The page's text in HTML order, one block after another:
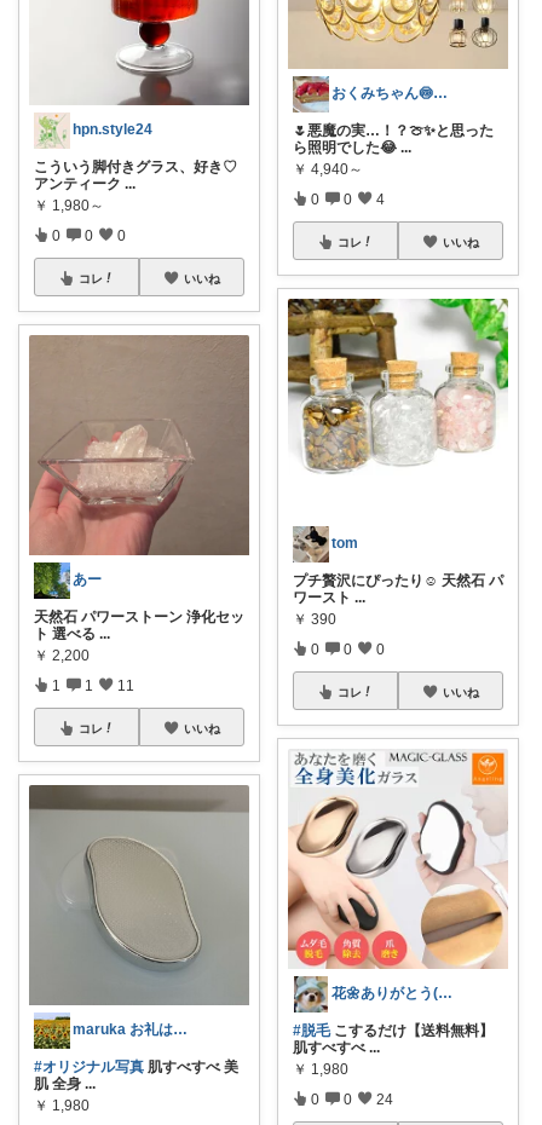
hpn.style24
こういう脚付きグラス、好き♡
アンティーク ...
￥ 1,980～
0 0 0
コレ いいね
あー
天然石 パワーストーン 浄化セッ
ト 選べる ...
￥ 2,200
1 1 11
コレ いいね
maruka お礼はプロフに🙏
#オリジナル写真 肌すべすべ 美
肌 全身 ...
￥ 1,980
おくみちゃん🍥朝コレ界隈
🌷悪魔の実…！？🍈✨と思った
ら照明でした😂 ...
￥ 4,940～
0 0 4
コレ いいね
tom
プチ贅沢にぴったり☺️ 天然石 パ
ワースト ...
￥ 390
0 0 0
コレ いいね
花🌼ありがとう(*･ω･)*_ _)ﾍ
#脱毛こするだけ【送料無料】
肌すべすべ...
￥ 1,980
0 0 24